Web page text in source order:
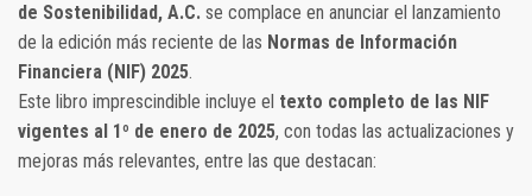
de Sostenibilidad, A.C. se complace en anunciar el lanzamiento
de la edición más reciente de las Normas de Información
Financiera (NIF) 2025.
Este libro imprescindible incluye el texto completo de las NIF
vigentes al 1º de enero de 2025, con todas las actualizaciones y
mejoras más relevantes, entre las que destacan: